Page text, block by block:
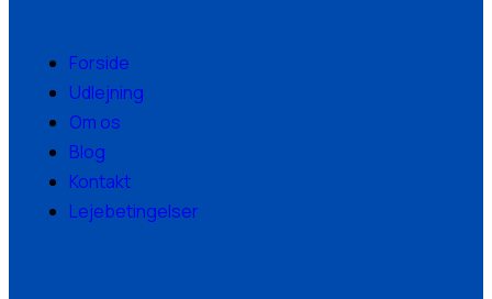
Forside
Udlejning
Om os
Blog
Kontakt
Lejebetingelser